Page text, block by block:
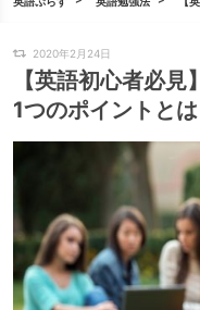
2020年2月24日
【英語初心者必
1つのポイントとは